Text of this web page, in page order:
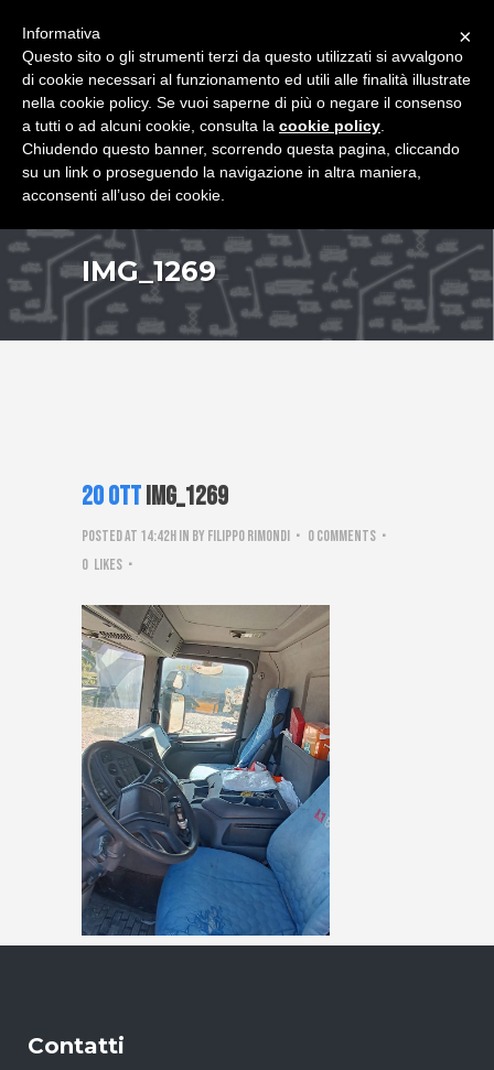
IMG_1269
20 OttIMG_1269
Posted at 14:42hin by Filippo Rimondi
0 Comments
0 Likes
Contatti
×
Informativa
Questo sito o gli strumenti terzi da questo utilizzati si avvalgono
di cookie necessari al funzionamento ed utili alle finalità illustrate
nella cookie policy. Se vuoi saperne di più o negare il consenso
a tutti o ad alcuni cookie, consulta la cookie policy
Chiudendo questo banner, scorrendo questa pagina, cliccando
su un link o proseguendo la navigazione in altra maniera,
acconsenti all’uso dei cookie.